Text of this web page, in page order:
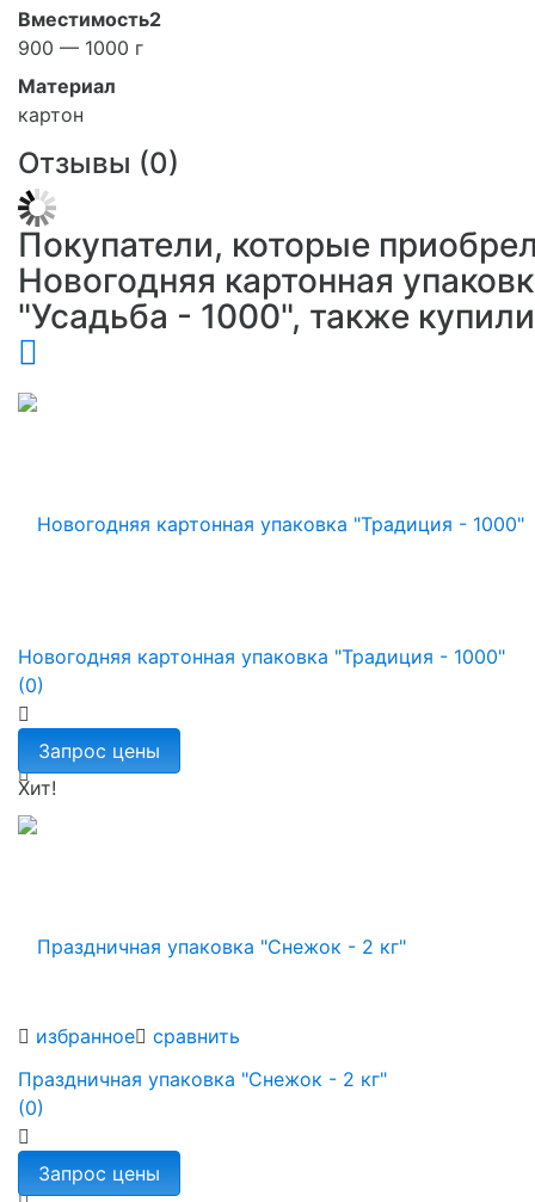
Вместимость2
900 — 1000 г
Материал
картон
Отзывы (0)
Покупатели, которые
Новогодняя картонная
"Усадьба - 1000", также
избранное сравнить
Новогодняя картонная упаковка "Традиция - 1000"
(0)
Хит!
Праздничная упаковка "Снежок - 2 кг"
(0)